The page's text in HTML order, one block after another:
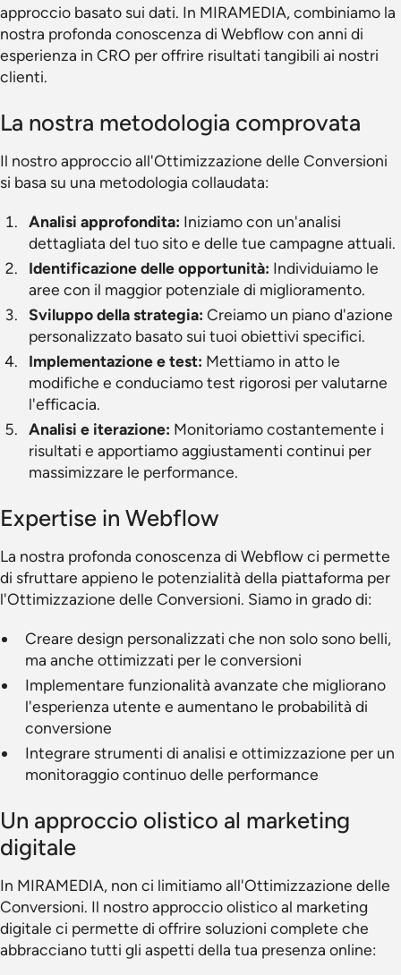
approccio basato sui dati. In MIRAMEDIA, combiniamo la
nostra profonda conoscenza di Webflow con anni di
esperienza in CRO per offrire risultati tangibili ai nostri
clienti.
La nostra metodologia comprovata
Il nostro approccio all'Ottimizzazione delle Conversioni
si basa su una metodologia collaudata:
Analisi approfondita: Iniziamo con un'analisi
dettagliata del tuo sito e delle tue campagne attuali.
Identificazione delle opportunità: Individuiamo le
aree con il maggior potenziale di miglioramento.
Sviluppo della strategia: Creiamo un piano d'azione
personalizzato basato sui tuoi obiettivi specifici.
Implementazione e test: Mettiamo in atto le
modifiche e conduciamo test rigorosi per valutarne
l'efficacia.
Analisi e iterazione: Monitoriamo costantemente i
risultati e apportiamo aggiustamenti continui per
massimizzare le performance.
Expertise in Webflow
La nostra profonda conoscenza di Webflow ci permette
di sfruttare appieno le potenzialità della piattaforma per
l'Ottimizzazione delle Conversioni. Siamo in grado di:
Creare design personalizzati che non solo sono belli,
ma anche ottimizzati per le conversioni
Implementare funzionalità avanzate che migliorano
l'esperienza utente e aumentano le probabilità di
conversione
Integrare strumenti di analisi e ottimizzazione per un
monitoraggio continuo delle performance
Un approccio olistico al marketing
digitale
In MIRAMEDIA, non ci limitiamo all'Ottimizzazione delle
Conversioni. Il nostro approccio olistico al marketing
digitale ci permette di offrire soluzioni complete che
abbracciano tutti gli aspetti della tua presenza online: